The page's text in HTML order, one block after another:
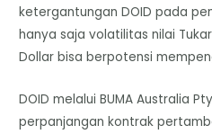
ketergantungan DOID pada
hanya saja volatilitas nilai
Dollar bisa berpotensi
DOID melalui BUMA Australia
perpanjangan kontrak